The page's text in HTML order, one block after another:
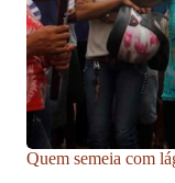
Quem semeia com